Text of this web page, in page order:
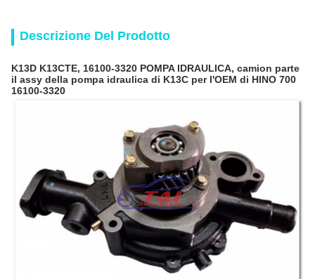
Descrizione Del Prodotto
K13D K13CTE, 16100-3320 POMPA IDRAULICA, camion parte
il assy della pompa idraulica di K13C per l'OEM di HINO 700
16100-3320